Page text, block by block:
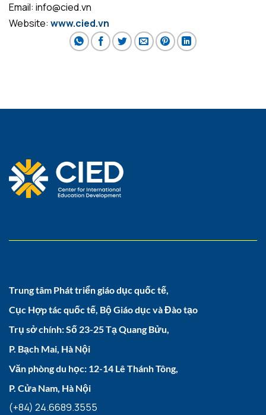
Email: info@cied.vn
Website: www.cied.vn
Trung tâm Phát triển giáo dục quốc tế,
Cục Hợp tác quốc tế, Bộ Giáo dục và Đào tạo
Trụ sở chính: Số 23-25 Tạ Quang Bửu,
P. Bạch Mai, Hà Nội
Văn phòng du học: 12-14 Lê Thánh Tông,
P. Cửa Nam, Hà Nội
(+84) 24.6689.3555